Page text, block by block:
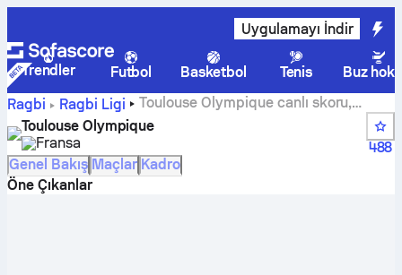
Uygulamayı İndir
Trendler Futbol Basketbol Tenis
Buz
Ragbi
Ragbi Ligi
Toulouse Olympique canlı skoru,
fikstürleri, oyuncuları ve puan durumu
Toulouse Olympique
Fransa
488
Genel Bakış Maçlar Kadro
Öne Çıkanlar